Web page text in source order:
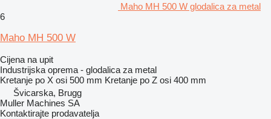
Maho MH 500 W glodalica za metal
6
Maho MH 500 W
Cijena na upit
Industrijska oprema - glodalica za metal
Kretanje po X osi 500 mm Kretanje po Z osi 400 mm
Švicarska, Brugg
Muller Machines SA
Kontaktirajte prodavatelja